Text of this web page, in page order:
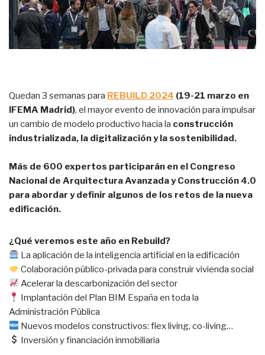
Quedan 3 semanas para REBUILD 2024 (19-21 marzo en
IFEMA Madrid), el mayor evento de innovación para impulsar
un cambio de modelo productivo hacia la construcción
industrializada, la digitalización y la sostenibilidad.
Más de 600 expertos participarán en el Congreso
Nacional de Arquitectura Avanzada y Construcción 4.0
para abordar y definir algunos de los retos de la nueva
edificación.
¿Qué veremos este año en Rebuild?
La aplicación de la inteligencia artificial en la edificación
Colaboración público-privada para construir vivienda social
Acelerar la descarbonización del sector
Implantación del Plan BIM España en toda la
Administración Pública
Nuevos modelos constructivos: flex living, co-living…
Inversión y financiación inmobiliaria